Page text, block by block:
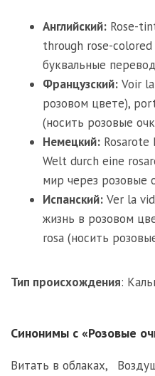
Английский: Rose-
through rose-colored
буквальные
Французский: Voir
розовом цвете),
(носить розовые
Немецкий: Rosarote
Welt durch eine
мир через розовые
Испанский: Ver la
жизнь в розовом
rosa (носить
Тип происхождения:
Синонимы с «Розовые
Витать в облаках,